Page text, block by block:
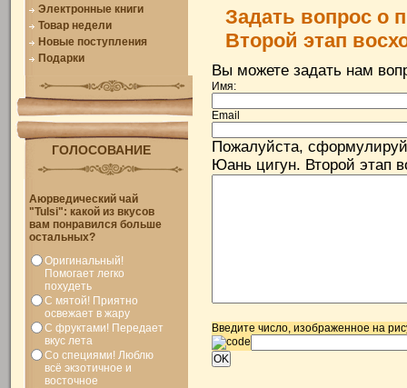
Электронные книги
Товар недели
Новые поступления
Подарки
ГОЛОСОВАНИЕ
Аюрведический чай
"Tulsi": какой из вкусов
вам понравился больше
остальных?
Оригинальный!
Помогает легко
похудеть
С мятой! Приятно
освежает в жару
С фруктами! Передает
вкус лета
Со специями! Люблю
всё экзотичное и
восточное
Задать вопрос о
Второй этап
Вы можете задать нам
Имя:
Email
Пожалуйста,
Юань цигун. Второй этап
Введите число, изображенное на